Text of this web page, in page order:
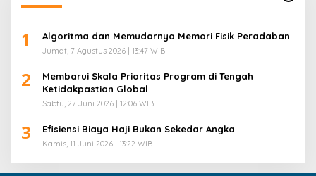
1 Algoritma dan Memudarnya Memori Fisik Peradaban
Jumat, 7 Agustus 2026 | 13:47 WIB
2
Membarui Skala Prioritas Program di Tengah
Ketidakpastian Global
Sabtu, 27 Juni 2026 | 12:06 WIB
3 Efisiensi Biaya Haji Bukan Sekedar Angka
Kamis, 11 Juni 2026 | 13:22 WIB